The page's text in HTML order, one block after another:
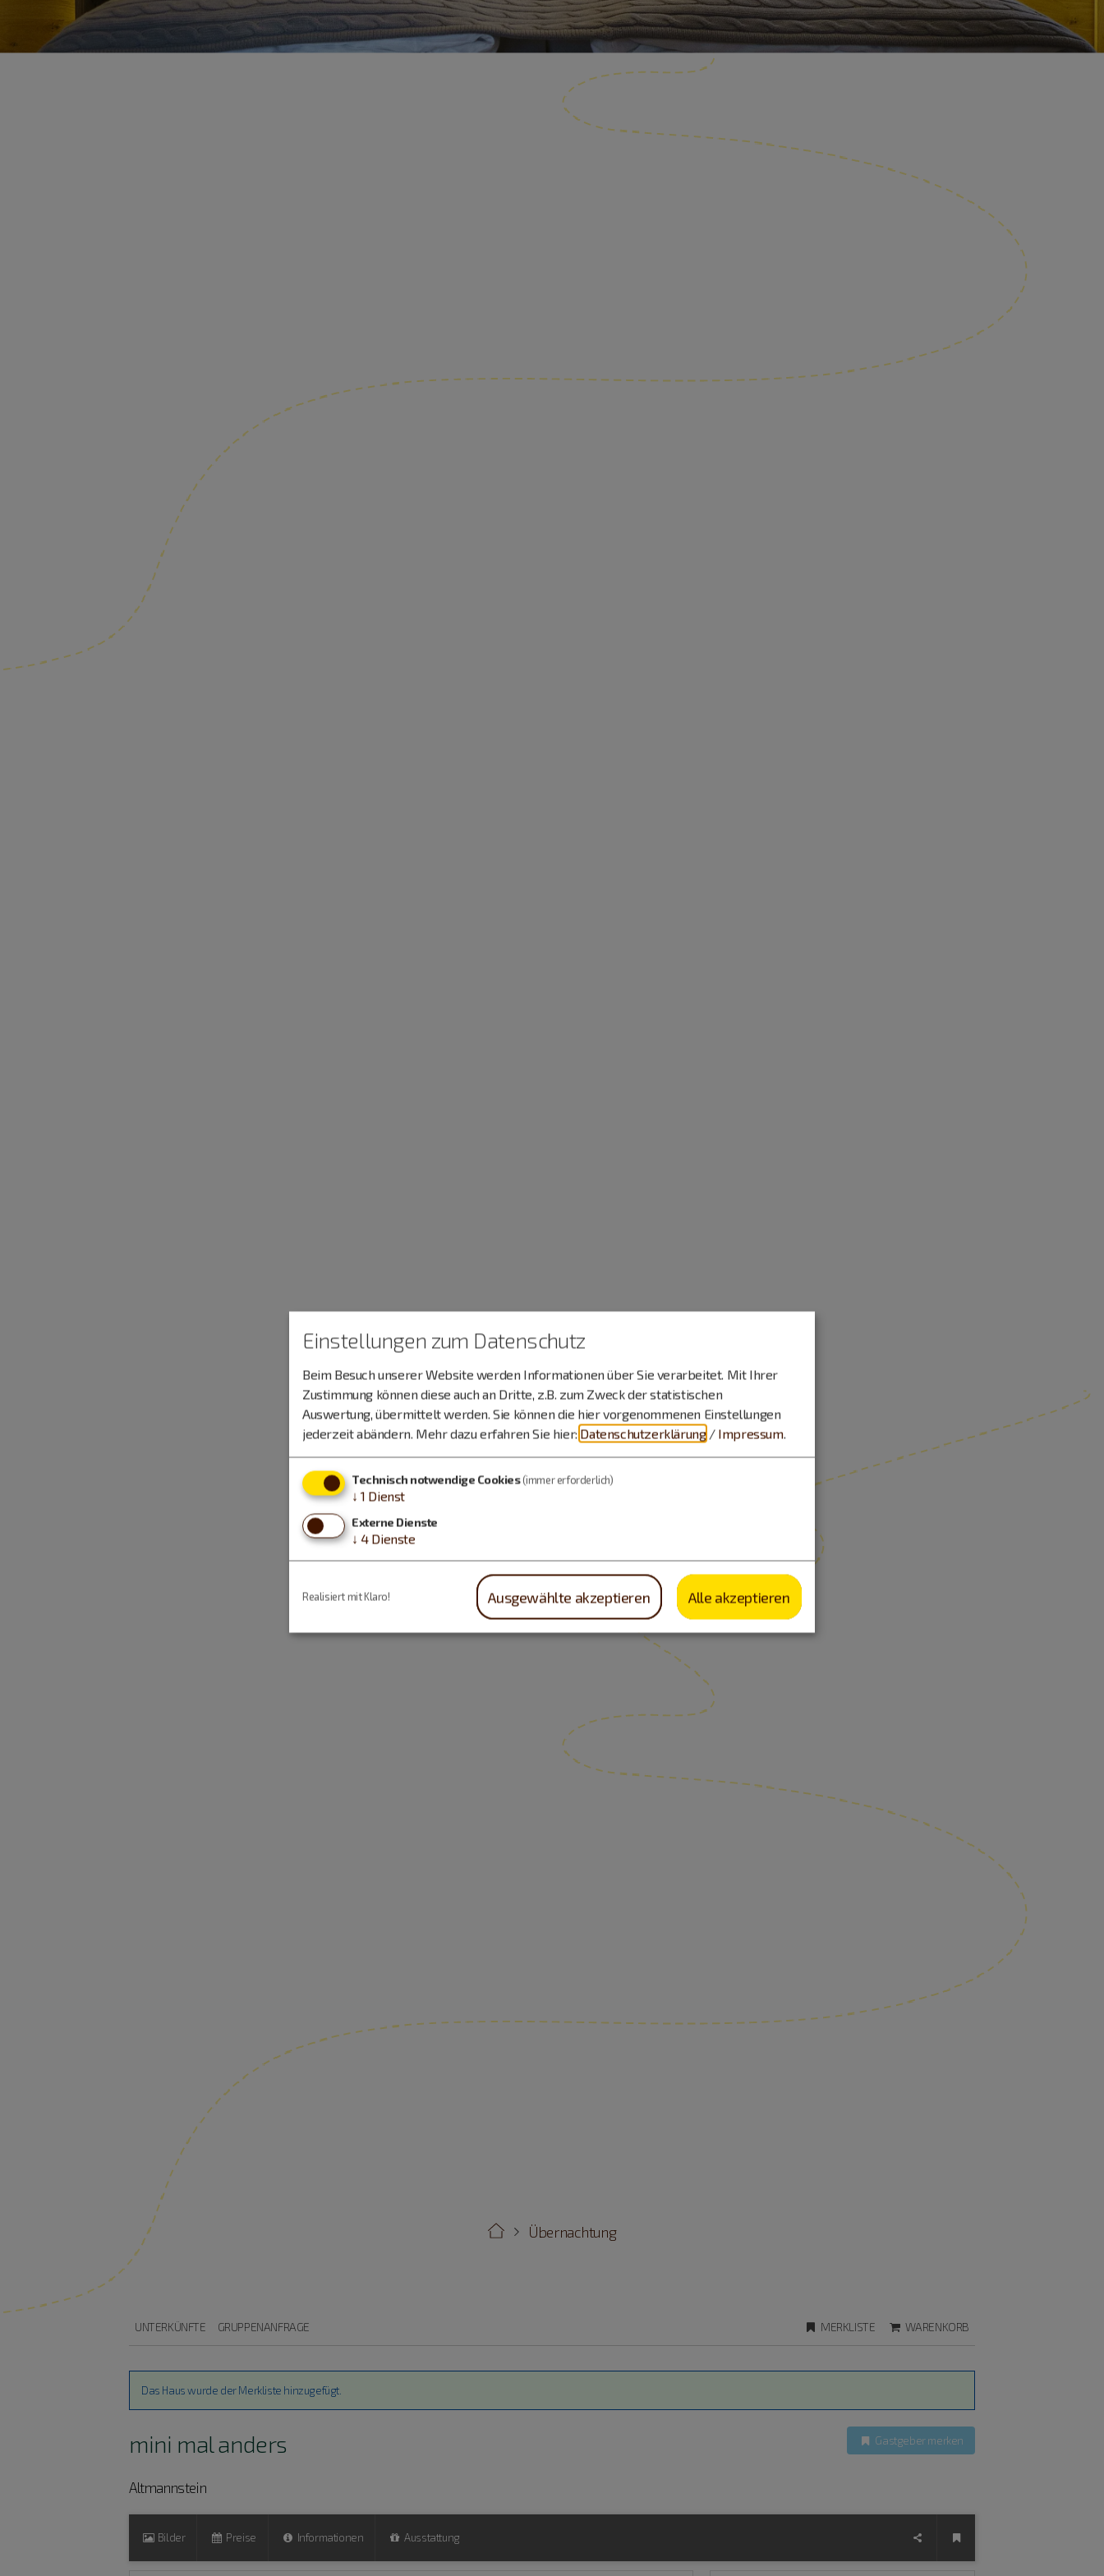
Übernachtung
MERKLISTE WARENKORB
UNTERKÜNFTE GRUPPENANFRAGE
Das Haus wurde der Merkliste hinzugefügt.
mini mal anders Gastgeber merken
Altmannstein
Bilder Preise Informationen Ausstattung
Einstellungen zum Datenschutz
Beim Besuch unserer Website werden Informationen über Sie verarbeitet. Mit Ihrer
Zustimmung können diese auch an Dritte, z.B. zum Zweck der statistischen
Auswertung, übermittelt werden. Sie können die hier vorgenommenen Einstellungen
jederzeit abändern. Mehr dazu erfahren Sie hier: Datenschutzerklärung / Impressum.
Technisch notwendige Cookies (immer erforderlich)
↓ 1 Dienst
Externe Dienste
↓ 4 Dienste
Ausgewählte akzeptieren Alle akzeptieren
Realisiert mit Klaro!